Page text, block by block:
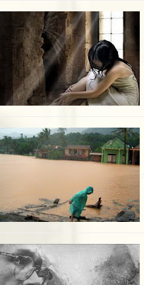
Tương tư- Khúc Thụy Du -
Thương câu lục bát ví dầu-